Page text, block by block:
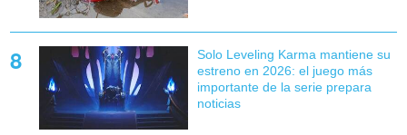
Solo Leveling Karma mantiene su
estreno en 2026: el juego más
importante de la serie prepara
noticias